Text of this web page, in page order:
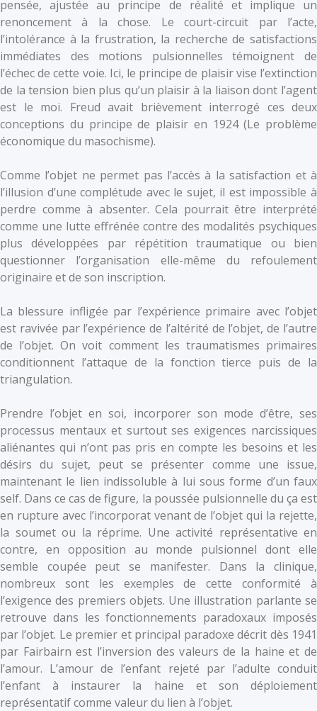
pensée, ajustée au principe de réalité et implique un
renoncement à la chose. Le court-circuit par l’acte,
l’intolérance à la frustration, la recherche de satisfactions
immédiates des motions pulsionnelles témoignent de
l’échec de cette voie. Ici, le principe de plaisir vise l’extinction
de la tension bien plus qu’un plaisir à la liaison dont l’agent
est le moi. Freud avait brièvement interrogé ces deux
conceptions du principe de plaisir en 1924 (Le problème
économique du masochisme).
Comme l’objet ne permet pas l’accès à la satisfaction et à
l’illusion d’une complétude avec le sujet, il est impossible à
perdre comme à absenter. Cela pourrait être interprété
comme une lutte effrénée contre des modalités psychiques
plus développées par répétition traumatique ou bien
questionner l’organisation elle-même du refoulement
originaire et de son inscription.
La blessure infligée par l’expérience primaire avec l’objet
est ravivée par l’expérience de l’altérité de l’objet, de l’autre
de l’objet. On voit comment les traumatismes primaires
conditionnent l’attaque de la fonction tierce puis de la
triangulation.
Prendre l’objet en soi, incorporer son mode d’être, ses
processus mentaux et surtout ses exigences narcissiques
aliénantes qui n’ont pas pris en compte les besoins et les
désirs du sujet, peut se présenter comme une issue,
maintenant le lien indissoluble à lui sous forme d’un faux
self. Dans ce cas de figure, la poussée pulsionnelle du ça est
en rupture avec l’incorporat venant de l’objet qui la rejette,
la soumet ou la réprime. Une activité représentative en
contre, en opposition au monde pulsionnel dont elle
semble coupée peut se manifester. Dans la clinique,
nombreux sont les exemples de cette conformité à
l’exigence des premiers objets. Une illustration parlante se
retrouve dans les fonctionnements paradoxaux imposés
par l’objet. Le premier et principal paradoxe décrit dès 1941
par Fairbairn est l’inversion des valeurs de la haine et de
l’amour. L’amour de l’enfant rejeté par l’adulte conduit
l’enfant à instaurer la haine et son déploiement
représentatif comme valeur du lien à l’objet.